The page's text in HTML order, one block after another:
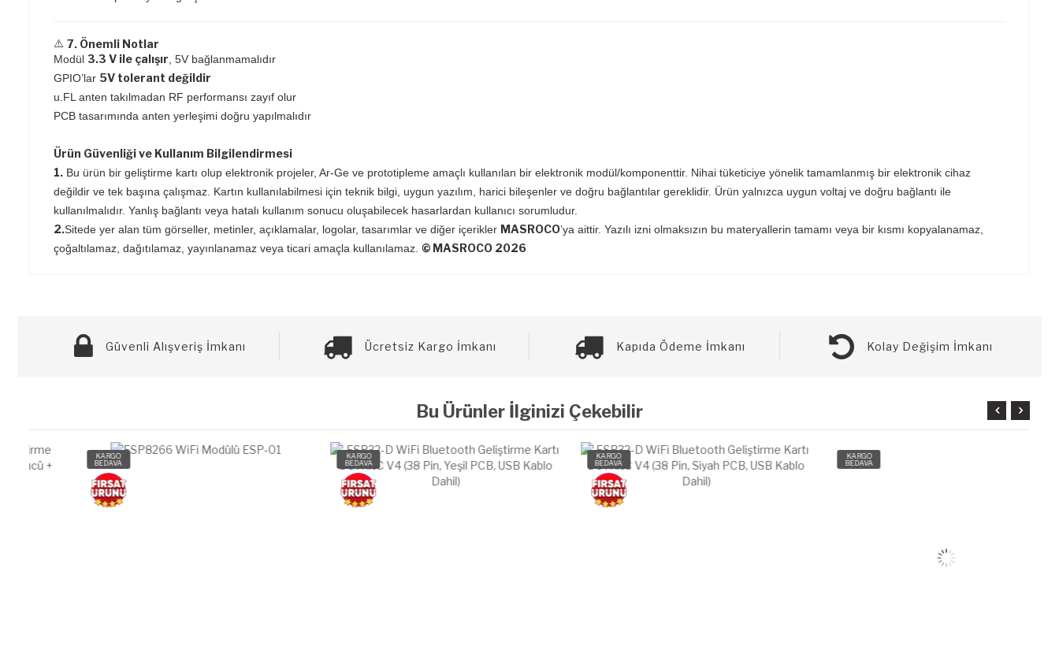
⚠️ 7. Önemli Notlar
Modül 3.3 V ile çalışır , 5V bağlanmamalıdır
GPIO’lar 5V tolerant değildir
u.FL anten takılmadan RF performansı zayıf olur
PCB tasarımında anten yerleşimi doğru yapılmalıdır
Ürün Güvenliği ve Kullanım Bilgilendirmesi
1. Bu ürün bir geliştirme kartı olup elektronik projeler, Ar-Ge ve prototipleme amaçlı kullanılan bir elektronik modül/komponenttir. Nihai tüketiciye yönelik tamamlanmış bir elektronik cihaz
değildir ve tek başına çalışmaz. Kartın kullanılabilmesi için teknik bilgi, uygun yazılım, harici bileşenler ve doğru bağlantılar gereklidir. Ürün yalnızca uygun voltaj ve doğru bağlantı ile
kullanılmalıdır. Yanlış bağlantı veya hatalı kullanım sonucu oluşabilecek hasarlardan kullanıcı sorumludur.
2.Sitede yer alan tüm görseller, metinler, açıklamalar, logolar, tasarımlar ve diğer içerikler MASROCO’ya aittir. Yazılı izni olmaksızın bu materyallerin tamamı veya bir kısmı kopyalanamaz,
çoğaltılamaz, dağıtılamaz, yayınlanamaz veya ticari amaçla kullanılamaz. © MASROCO 2026
Güvenli Alışveriş İmkanı Ücretsiz Kargo İmkanı Kapıda Ödeme İmkanı Kolay Değişim İmkanı
Bu Ürünler İlginizi Çekebilir
KARGO
KARGO
BEDAVA